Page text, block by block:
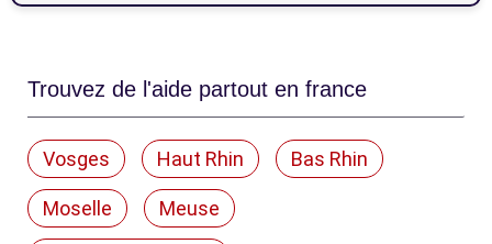
Trouvez de l'aide partout en france
Vosges Haut Rhin Bas Rhin
Moselle Meuse